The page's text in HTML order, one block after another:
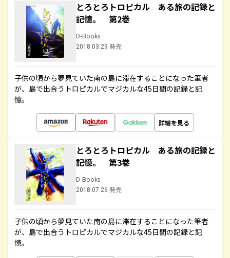
とろとろトロピカル ある旅の記録と
記憶。 第2巻
D-Books
2018.03.29 発売
子供の頃から夢見ていた南の島に滞在することになった筆者
が、島で出合うトロピカルでマジカルな45日間の記録と記
憶。
詳細を見る
とろとろトロピカル ある旅の記録と
記憶。 第3巻
D-Books
2018.07.26 発売
子供の頃から夢見ていた南の島に滞在することになった筆者
が、島で出合うトロピカルでマジカルな45日間の記録と記
憶。